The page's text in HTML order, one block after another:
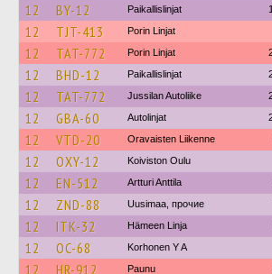
12 BY-12 Paikallislinjat
12 TJT-413 Porin Linjat
12 TAT-772 Porin Linjat
12 BHD-12 Paikallislinjat
12 TAT-772 Jussilan Autoliike
12 GBA-60 Autolinjat
12 VTD-20 Oravaisten Liikenne
12 OXY-12 Koiviston Oulu
12 EN-512 Artturi Anttila
12 ZND-88 Uusimaa, прочие
12 ITK-32 Hämeen Linja
12 OC-68 Korhonen Y A
12 HR-912 Paunu